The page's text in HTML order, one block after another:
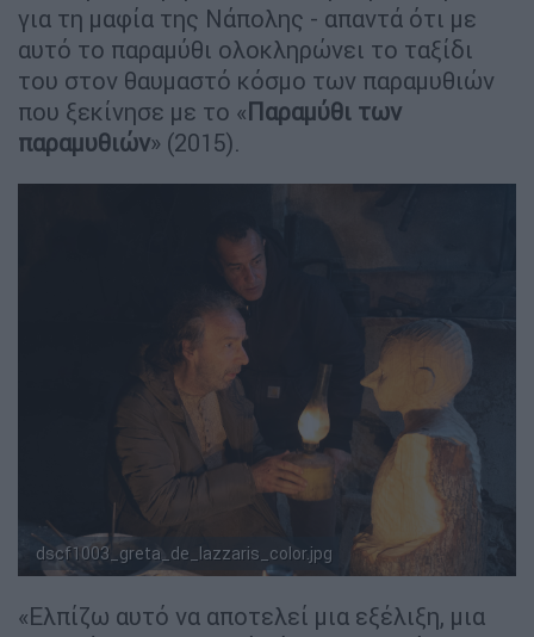
για τη μαφία της Νάπολης - απαντά ότι με
αυτό το παραμύθι ολοκληρώνει το ταξίδι
του στον θαυμαστό κόσμο των παραμυθιών
που ξεκίνησε με το «Παραμύθι των
παραμυθιών» (2015).
dscf1003_greta_de_lazzaris_color.jpg
Ρομπέρτο Μπενίνι, Ματέο Γκαρόνε
«Ελπίζω αυτό να αποτελεί μια εξέλιξη, μια